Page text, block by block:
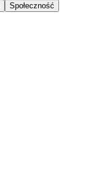
Społeczność